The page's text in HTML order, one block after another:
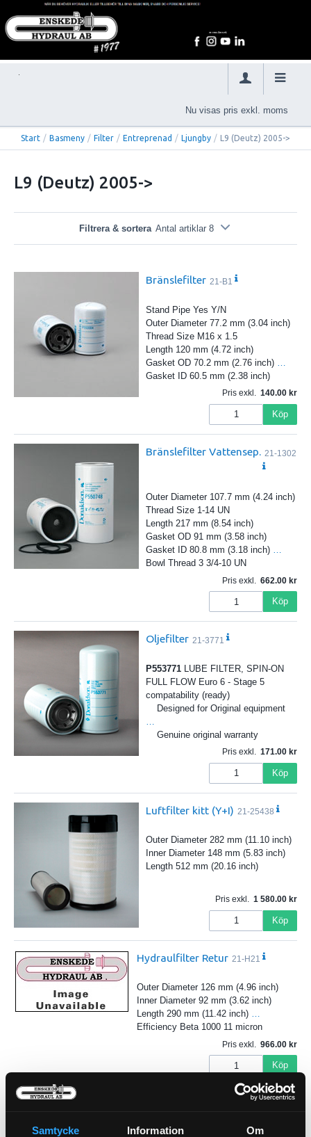
Samtycke Information Om
Nu visas pris exkl. moms
Start / Basmeny / Filter / Entreprenad / Ljungby / L9 (Deutz) 2005->
L9 (Deutz) 2005->
Filtrera & sortera Antal artiklar 8
Bränslefilter 21-B1
Stand Pipe Yes Y/N
Outer Diameter 77.2 mm (3.04 inch)
Thread Size M16 x 1.5
Length 120 mm (4.72 inch)
Gasket OD 70.2 mm (2.76 inch)
Gasket ID 60.5 mm (2.38 inch)
Pris exkl. 140.00
Köp
Bränslefilter Vattensep. 21-1302
Outer Diameter 107.7 mm (4.24 inch)
Thread Size 1-14 UN
Length 217 mm (8.54 inch)
Gasket OD 91 mm (3.58 inch)
Gasket ID 80.8 mm (3.18 inch) …
Bowl Thread 3 3/4-10 UN
Pris exkl. 662.00
Köp
Oljefilter 21-3771
P553771LUBE FILTER, SPIN-ON
FULL FLOW Euro 6 - Stage 5
compatability (ready)
Designed for Original equipment
Genuine original warranty
Pris exkl. 171.00
Köp
Luftfilter kitt (Y+I) 21-25438
Outer Diameter 282 mm (11.10 inch)
Inner Diameter 148 mm (5.83 inch)
Length 512 mm (20.16 inch)
Pris exkl. 1 580.00
Köp
Hydraulfilter Retur 21-H21
Outer Diameter 126 mm (4.96 inch)
Inner Diameter 92 mm (3.62 inch)
Length 290 mm (11.42 inch) …
Efficiency Beta 1000 11 micron
Pris exkl. 966.00
Köp
21-5700